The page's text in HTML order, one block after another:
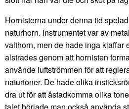
Hornisterna under denna tid
naturhorn. Instrumentet var av
valthorn, men de hade inga klaffar
alstrades genom att hornisten
använde luftströmmen för att
naturtoner. De hade olika
dra ut för att åstadkomma olika